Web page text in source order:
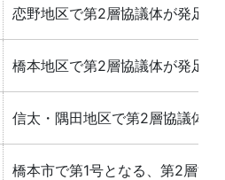
恋野地区で第2層協議体が発足！
橋本地区で第2層協議体が発足！
信太・隅田地区で第2層協議体が
橋本市で第1号となる、第2層協